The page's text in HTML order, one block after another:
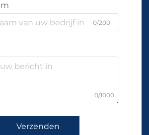
0/200
0/1000
Verzenden